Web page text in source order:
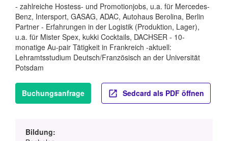
- zahlreiche Hostess- und Promotionjobs, u.a. für Mercedes-
Benz, Intersport, GASAG, ADAC, Autohaus Berolina, Berlin
Partner - Erfahrungen in der Logistik (Produktion, Lager),
u.a. für Mister Spex, kukki Cocktails, DACHSER - 10-
monatige Au-pair Tätigkeit in Frankreich -aktuell:
Lehramtsstudium Deutsch/Französisch an der Universität
Potsdam
Buchungsanfrage Sedcard als PDF öffnen
Bildung: